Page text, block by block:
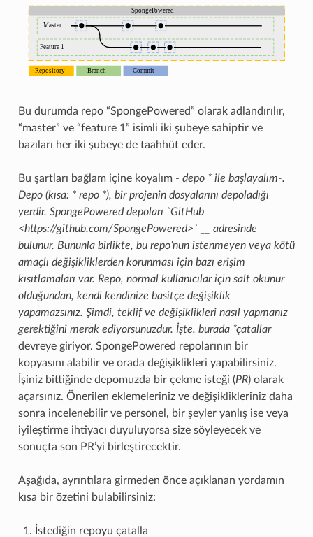
Bu durumda repo “SpongePowered” olarak adlandırılır,
“master” ve “feature 1” isimli iki şubeye sahiptir ve
bazıları her iki şubeye de taahhüt eder.
Bu şartları bağlam içine koyalım - depo * ile başlayalım-.
Depo (kısa: * repo *), bir projenin dosyalarını depoladığı
yerdir. SpongePowered depoları `GitHub
<https://github.com/SpongePowered>` __ adresinde
bulunur. Bununla birlikte, bu repo’nun istenmeyen veya kötü
amaçlı değişikliklerden korunması için bazı erişim
kısıtlamaları var. Repo, normal kullanıcılar için salt okunur
olduğundan, kendi kendinize basitçe değişiklik
yapamazsınız. Şimdi, teklif ve değişiklikleri nasıl yapmanız
gerektiğini merak ediyorsunuzdur. İşte, burada *çatallar
devreye giriyor. SpongePowered repolarının bir
kopyasını alabilir ve orada değişiklikleri yapabilirsiniz.
İşiniz bittiğinde depomuzda bir çekme isteği (PR) olarak
açarsınız. Önerilen eklemeleriniz ve değişiklikleriniz daha
sonra incelenebilir ve personel, bir şeyler yanlış ise veya
iyileştirme ihtiyacı duyuluyorsa size söyleyecek ve
sonuçta son PR’yi birleştirecektir.
Aşağıda, ayrıntılara girmeden önce açıklanan yordamın
kısa bir özetini bulabilirsiniz:
İstediğin repoyu çatalla